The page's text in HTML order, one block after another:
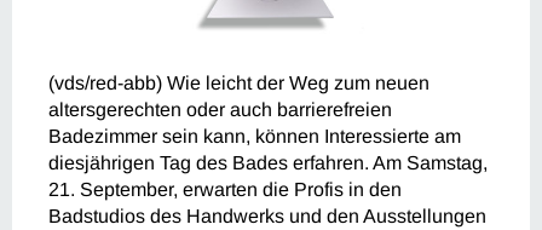
(vds/red-abb) Wie leicht der Weg zum neuen
altersgerechten oder auch barrierefreien
Badezimmer sein kann, können Interessierte am
diesjährigen Tag des Bades erfahren. Am Samstag,
21. September, erwarten die Profis in den
Badstudios des Handwerks und den Ausstellungen